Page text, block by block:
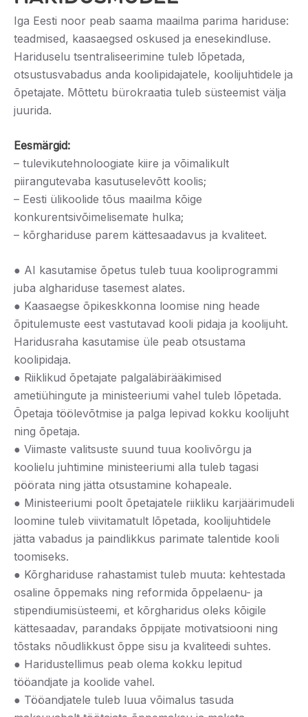
Iga Eesti noor peab saama maailma parima hariduse:
teadmised, kaasaegsed oskused ja enesekindluse.
Hariduselu tsentraliseerimine tuleb lõpetada,
otsustusvabadus anda koolipidajatele, koolijuhtidele ja
õpetajate. Mõttetu bürokraatia tuleb süsteemist välja
juurida.
Eesmärgid:
– tulevikutehnoloogiate kiire ja võimalikult
piirangutevaba kasutuselevõtt koolis;
– Eesti ülikoolide tõus maailma kõige
konkurentsivõimelisemate hulka;
– kõrghariduse parem kättesaadavus ja kvaliteet.
● AI kasutamise õpetus tuleb tuua kooliprogrammi
juba alghariduse tasemest alates.
● Kaasaegse õpikeskkonna loomise ning heade
õpitulemuste eest vastutavad kooli pidaja ja koolijuht.
Haridusraha kasutamise üle peab otsustama
koolipidaja.
● Riiklikud õpetajate palgaläbirääkimised
ametiühingute ja ministeeriumi vahel tuleb lõpetada.
Õpetaja töölevõtmise ja palga lepivad kokku koolijuht
ning õpetaja.
● Viimaste valitsuste suund tuua koolivõrgu ja
koolielu juhtimine ministeeriumi alla tuleb tagasi
pöörata ning jätta otsustamine kohapeale.
● Ministeeriumi poolt õpetajatele riikliku karjäärimudeli
loomine tuleb viivitamatult lõpetada, koolijuhtidele
jätta vabadus ja paindlikkus parimate talentide kooli
toomiseks.
● Kõrghariduse rahastamist tuleb muuta: kehtestada
osaline õppemaks ning reformida õppelaenu- ja
stipendiumisüsteemi, et kõrgharidus oleks kõigile
kättesaadav, parandaks õppijate motivatsiooni ning
tõstaks nõudlikkust õppe sisu ja kvaliteedi suhtes.
● Haridustellimus peab olema kokku lepitud
tööandjate ja koolide vahel.
● Tööandjatele tuleb luua võimalus tasuda